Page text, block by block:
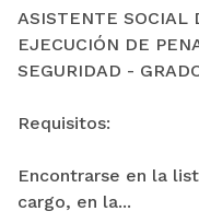
ASISTENTE SOCIAL
EJECUCIÓN DE
SEGURIDAD -
Requisitos:
Encontrarse en la
cargo, en la...